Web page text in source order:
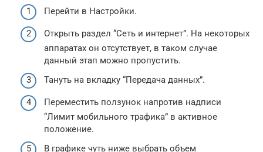
Перейти в Настройки.
Открыть раздел “Сеть и интернет”. На некоторых
аппаратах он отсутствует, в таком случае
данный этап можно пропустить.
Тануть на вкладку “Передача данных”.
Переместить ползунок напротив надписи
“Лимит мобильного трафика” в активное
положение.
В графике чуть ниже выбрать объем